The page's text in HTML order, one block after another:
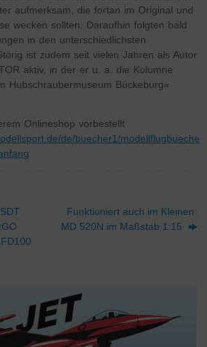
aufmerksam, die fortan im Original und
wecken sollten. Daraufhin folgten bald
in den unterschiedlichsten
ist zudem seit vielen Jahren als Autor
aktiv, in der er u. a. die Kolumne
Hubschraubermuseum Bückeburg«
Onlineshop vorbestellt
de/buecher1/modellflugbueche
Funktioniert auch im Kleinen:
MD 520N im Maßstab 1:15